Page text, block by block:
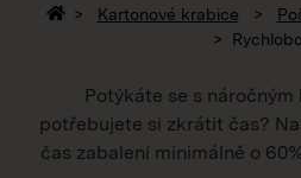
Zpět na homepage
Kartonové krabice
Potýkáte se s
potřebujete si zkrátit čas?
čas zabalení minimálně o